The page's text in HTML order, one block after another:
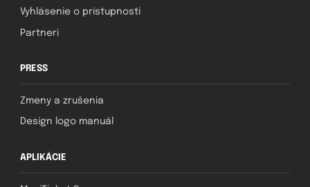
Vyhlásenie o prístupnosti
Partneri
PRESS
Zmeny a zrušenia
Design logo manuál
APLIKÁCIE